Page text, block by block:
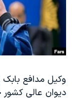
فرهنگ و زندگی
حقوق شهروندی
اقتصادی
اسرائیل در جنگ
گالری عکس
مستندها
انتخابات ریاست
حمله جمهوری
ورزش زنان در
اعتراضات زن،
دنبال کنید
زبانهای
وکیل مدافع بابک
دیوان عالی کشور